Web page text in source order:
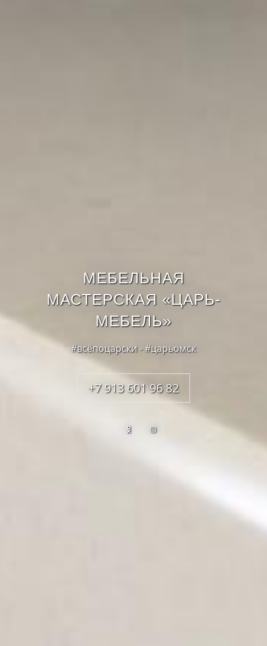
МЕБЕЛЬНАЯ
МАСТЕРСКАЯ «ЦАРЬ-
МЕБЕЛЬ»
#всёпоцарски - #царьомск
+7 913 601 96 82